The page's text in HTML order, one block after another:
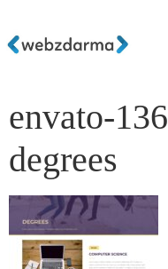
envato-
degrees